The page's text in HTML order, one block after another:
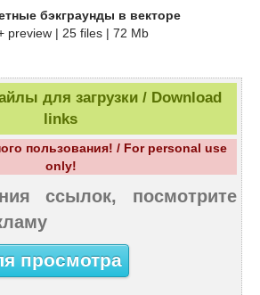
бэкграунды в векторе
preview | 25 files | 72 Mb
для загрузки / Download
links
пользования! / For personal use
only!
ссылок, посмотрите
просмотра